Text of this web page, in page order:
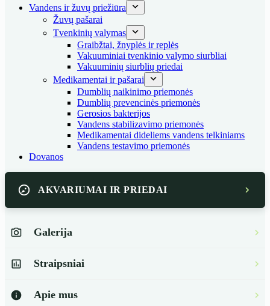
Vandens ir žuvų priežiūra
Žuvų pašarai
Tvenkinių valymas
Graibžtai, žnyplės ir replės
Vakuuminiai tvenkinio valymo siurbliai
Vakuuminių siurblių priedai
Medikamentai ir pašarai
Dumblių naikinimo priemonės
Dumblių prevencinės priemonės
Gerosios bakterijos
Vandens stabilizavimo priemonės
Medikamentai dideliems vandens telkiniams
Vandens testavimo priemonės
Dovanos
AKVARIUMAI IR PRIEDAI
Galerija
Straipsniai
Apie mus